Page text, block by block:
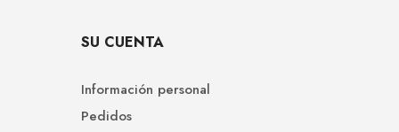
SU CUENTA
Información personal
Pedidos